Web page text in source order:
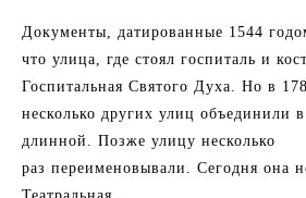
Документы, датированные 1544
что улица, где стоял госпиталь и
Госпитальная Святого Духа. Но в
несколько других улиц объединили
длинной. Позже улицу несколько
раз переименовывали. Сегодня она